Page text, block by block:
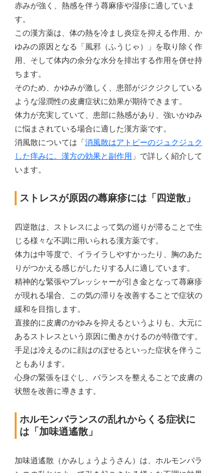
赤みが強く、熱感を伴う蕁麻疹や湿疹に適していま
す。
この漢方薬は、体の熱を冷まし炎症を抑える作用、か
ゆみの原因となる「風邪（ふうじゃ）」を取り除く作
用、そして体内の余分な水分を排出する作用を併せ持
ちます。
そのため、かゆみが激しく、患部がジクジクしている
ような湿潤性の皮膚症状に効果が期待できます。
体力が充実していて、患部に熱感があり、強いかゆみ
に悩まされている場合に適した漢方薬です。
消風散については「消風散はアトピーのジュクジュク
した痒みに。漢方の効果と副作用 」で詳しく紹介して
います。
ストレスが原因の蕁麻疹には「四逆散」
四逆散は、ストレスによって気の巡りが滞ることで生
じる様々な不調に用いられる漢方薬です。
体力は中等度で、イライラしやすかったり、胸のあた
りがつかえる感じがしたりする人に適しています。
精神的な緊張やプレッシャーが引き金となって蕁麻疹
が現れる場合、この気の滞りを改善することで症状の
緩和を目指します。
直接的に皮膚のかゆみを抑えるというよりも、大元に
あるストレスという原因に働きかけるのが特徴です。
手足は冷えるのに顔はのぼせるといった症状を伴うこ
ともあります。
心身の緊張をほぐし、バランスを整えることで皮膚の
状態を改善に導きます。
ホルモンバランスの乱れからくる症状に
は「加味逍遙散」
加味逍遙散（かみしょうようさん）は、ホルモンバラ